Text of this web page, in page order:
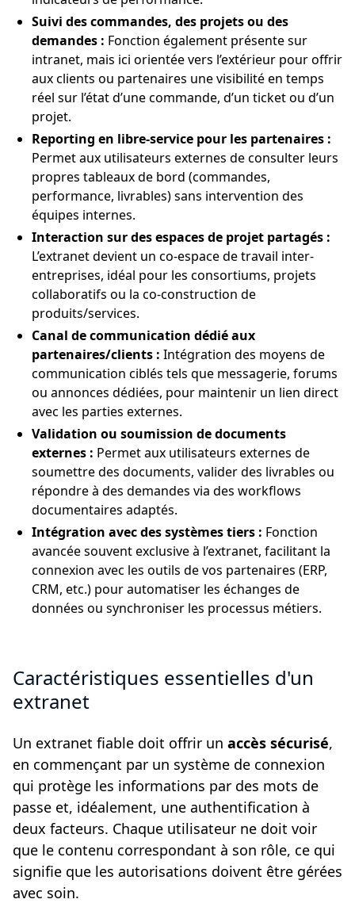
Suivi des commandes, des projets ou des
demandes : Fonction également présente sur
intranet, mais ici orientée vers l’extérieur pour offrir
aux clients ou partenaires une visibilité en temps
réel sur l’état d’une commande, d’un ticket ou d’un
projet.
Reporting en libre-service pour les partenaires :
Permet aux utilisateurs externes de consulter leurs
propres tableaux de bord (commandes,
performance, livrables) sans intervention des
équipes internes.
Interaction sur des espaces de projet partagés :
L’extranet devient un co-espace de travail inter-
entreprises, idéal pour les consortiums, projets
collaboratifs ou la co-construction de
produits/services.
Canal de communication dédié aux
partenaires/clients : Intégration des moyens de
communication ciblés tels que messagerie, forums
ou annonces dédiées, pour maintenir un lien direct
avec les parties externes.
Validation ou soumission de documents
externes : Permet aux utilisateurs externes de
soumettre des documents, valider des livrables ou
répondre à des demandes via des workflows
documentaires adaptés.
Intégration avec des systèmes tiers : Fonction
avancée souvent exclusive à l’extranet, facilitant la
connexion avec les outils de vos partenaires (ERP,
CRM, etc.) pour automatiser les échanges de
données ou synchroniser les processus métiers.
Caractéristiques essentielles d'un
extranet
Un extranet fiable doit offrir un accès sécurisé,
en commençant par un système de connexion
qui protège les informations par des mots de
passe et, idéalement, une authentification à
deux facteurs. Chaque utilisateur ne doit voir
que le contenu correspondant à son rôle, ce qui
signifie que les autorisations doivent être gérées
avec soin.